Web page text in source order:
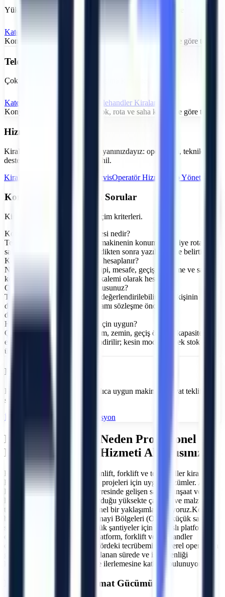
Yük platformu ve yük asansörü – depo, lojistik, istifleme
Kategoriyi İncele
Konya
Stok, rota ve saha kabulüne göre teyit
Telehandler
Çok amaçlı kullanım, yüksek taşıma kapasitesi
Kategoriyi İncele Telehandler Kiralama
Konya
Stok, rota ve saha kabulüne göre teyit
Hizmetlerimiz
Kiralama sürecinin tamamında yanınızdayız: operasyon, teknik
destek ve güvenlik süreçleri dahil.
Kiralama Hizmetleri
Teknik ServisOperatör Hizmeti Filo Yönetimi
Konya İçin Sık Sorulan Sorular
Kiralama süreci, teslimat ve seçim kriterleri.
Konya bölgesinde teslimat süresi nedir?
Teslimat zamanı; gerçek stok, makinenin konumu, nakliye rotası ve
saha kabul saatleri kontrol edildikten sonra yazılı teklifte belirtilir.
Konya için nakliye ücreti nasıl hesaplanır?
Nakliye; makine ölçüsü, araç tipi, mesafe, geçiş, bekleme ve saha
koşullarına göre ayrı bir teklif kalemi olarak hesaplanır.
Operatörlü kiralama yapıyor musunuz?
Talebe göre operatör seçeneği değerlendirilebilir. İlgili kişinin
deneyim, eğitim ve belge kapsamı sözleşme öncesinde
doğrulanmalıdır.
Hangi makine tipi benim işim için uygun?
Çalışma yüksekliği, yatay erişim, zemin, geçiş ölçüsü, kapasite ve
enerji kaynağı birlikte değerlendirilir; kesin model gerçek stok
üzerinden teyit edilir.
Hızlı Teklif
Proje detaylarını gönderin; hızlıca uygun makine ve fiyat teklifi
sunalım.
İletişim Formu
Online Rezervasyon
Konya
Bölgesinde Neden Profesyonel
Makine Kiralama Hizmeti Almalısınız?
Konya OSB ve çevresinde manlift, forklift ve telehandler kiralama.
Büyük ölçekli şantiye ve depo projeleri için uygun çözümler. Artı
Platform olarak,
ve çevresinde gelişen sanayi, inşaat ve
lojistik projelerinin ihtiyaç duyduğu yüksekte çalışma ve malzeme
taşıma ekipmanlarını profesyonel bir yaklaşımla sunuyoruz.Konya
bölgesindeki tüm Organize Sanayi Bölgeleri (OSB), küçük sanayi
siteleri, lojistik depolar ve büyük şantiyeler için makaslı platform,
eklemli platform, teleskopik platform, forklift ve telehandler
çözümleri sağlamaktayız. Sektördeki tecrübemiz ve yerel operasyon
gücümüzle, projelerinizin planlanan sürede ve iş güvenliği
kurallarına tam uyumlu şekilde ilerlemesine katkıda bulunuyoruz.
Lojistik ve Teslimat Gücümüz